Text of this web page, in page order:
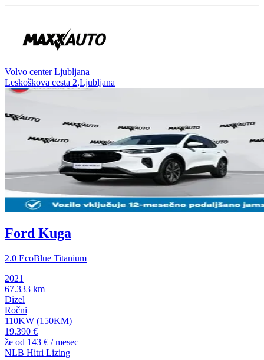
Volvo center Ljubljana
Leskoškova cesta 2,Ljubljana
Ford Kuga
2.0 EcoBlue Titanium
2021
67.333 km
Dizel
Ročni
110KW (150KM)
19.390 €
že od 143 € / mesec
NLB Hitri Lizing